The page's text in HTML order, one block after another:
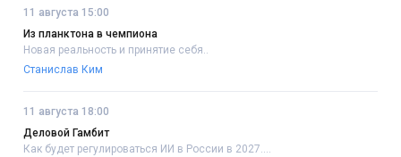
11 августа 15:00
Из планктона в чемпиона
Новая реальность и принятие себя..
Станислав Ким
11 августа 18:00
Деловой Гамбит
Как будет регулироваться ИИ в России в 2027....